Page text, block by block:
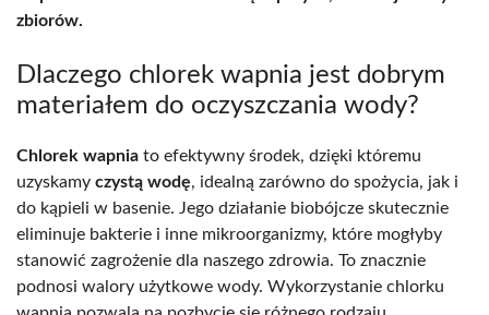
zbiorów.
Dlaczego chlorek wapnia jest dobrym
materiałem do oczyszczania wody?
Chlorek wapnia to efektywny środek, dzięki któremu
uzyskamy czystą wodę, idealną zarówno do spożycia, jak i
do kąpieli w basenie. Jego działanie biobójcze skutecznie
eliminuje bakterie i inne mikroorganizmy, które mogłyby
stanowić zagrożenie dla naszego zdrowia. To znacznie
podnosi walory użytkowe wody. Wykorzystanie chlorku